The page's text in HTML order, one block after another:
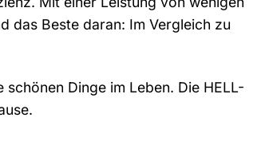
das Beste daran: Im Vergleich zu
Dinge im Leben. Die HELL-